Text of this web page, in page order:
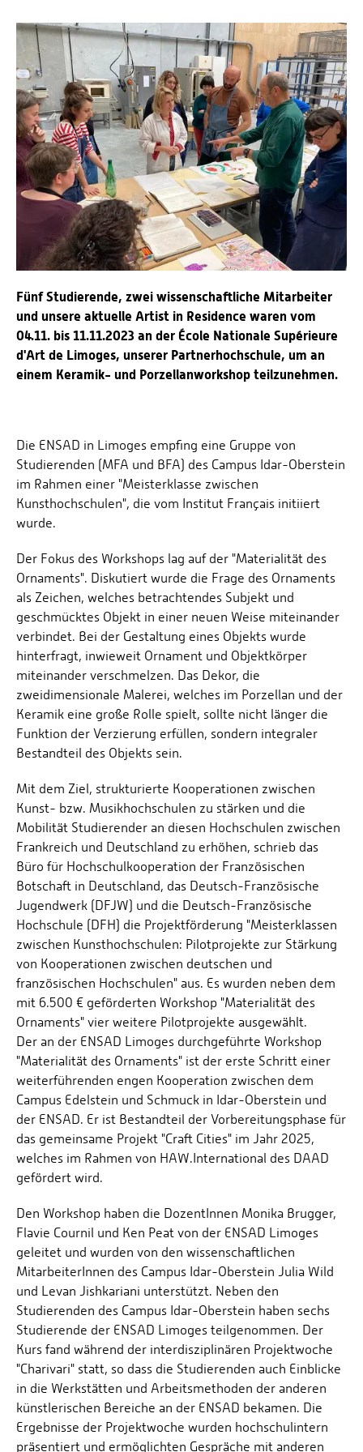
Fünf Studierende, zwei wissenschaftliche Mitarbeiter
und unsere aktuelle Artist in Residence waren vom
04.11. bis 11.11.2023 an der École Nationale Supérieure
d'Art de Limoges, unserer Partnerhochschule, um an
einem Keramik- und Porzellanworkshop teilzunehmen.
Die ENSAD in Limoges empfing eine Gruppe von
Studierenden (MFA und BFA) des Campus Idar-Oberstein
im Rahmen einer "Meisterklasse zwischen
Kunsthochschulen", die vom Institut Français initiiert
wurde.
Der Fokus des Workshops lag auf der "Materialität des
Ornaments". Diskutiert wurde die Frage des Ornaments
als Zeichen, welches betrachtendes Subjekt und
geschmücktes Objekt in einer neuen Weise miteinander
verbindet. Bei der Gestaltung eines Objekts wurde
hinterfragt, inwieweit Ornament und Objektkörper
miteinander verschmelzen. Das Dekor, die
zweidimensionale Malerei, welches im Porzellan und der
Keramik eine große Rolle spielt, sollte nicht länger die
Funktion der Verzierung erfüllen, sondern integraler
Bestandteil des Objekts sein.
Mit dem Ziel, strukturierte Kooperationen zwischen
Kunst- bzw. Musikhochschulen zu stärken und die
Mobilität Studierender an diesen Hochschulen zwischen
Frankreich und Deutschland zu erhöhen, schrieb das
Büro für Hochschulkooperation der Französischen
Botschaft in Deutschland, das Deutsch-Französische
Jugendwerk (DFJW) und die Deutsch-Französische
Hochschule (DFH) die Projektförderung "Meisterklassen
zwischen Kunsthochschulen: Pilotprojekte zur Stärkung
von Kooperationen zwischen deutschen und
französischen Hochschulen" aus. Es wurden neben dem
mit 6.500 € geförderten Workshop "Materialität des
Ornaments" vier weitere Pilotprojekte ausgewählt.
Der an der ENSAD Limoges durchgeführte Workshop
"Materialität des Ornaments" ist der erste Schritt einer
weiterführenden engen Kooperation zwischen dem
Campus Edelstein und Schmuck in Idar-Oberstein und
der ENSAD. Er ist Bestandteil der Vorbereitungsphase für
das gemeinsame Projekt "Craft Cities" im Jahr 2025,
welches im Rahmen von HAW.International des DAAD
gefördert wird.
Den Workshop haben die DozentInnen Monika Brugger,
Flavie Cournil und Ken Peat von der ENSAD Limoges
geleitet und wurden von den wissenschaftlichen
MitarbeiterInnen des Campus Idar-Oberstein Julia Wild
und Levan Jishkariani unterstützt. Neben den
Studierenden des Campus Idar-Oberstein haben sechs
Studierende der ENSAD Limoges teilgenommen. Der
Kurs fand während der interdisziplinären Projektwoche
"Charivari" statt, so dass die Studierenden auch Einblicke
in die Werkstätten und Arbeitsmethoden der anderen
künstlerischen Bereiche an der ENSAD bekamen. Die
Ergebnisse der Projektwoche wurden hochschulintern
präsentiert und ermöglichten Gespräche mit anderen